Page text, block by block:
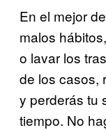
En el mejor
malos
o lavar los
de los casos,
y perderás tu
tiempo. No